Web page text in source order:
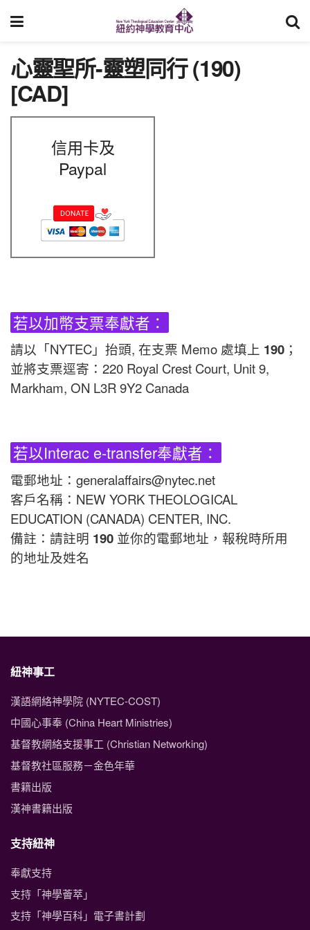
心靈聖所-靈塑同行 (190)
[CAD]
信用卡及
Paypal
若以加幣支票奉獻者：
請以「NYTEC」抬頭, 在支票 Memo 處填上 190 ；
並將支票逕寄：220 Royal Crest Court, Unit 9,
Markham, ON L3R 9Y2 Canada
若以Interac e-transfer奉獻者：
電郵地址：generalaffairs@nytec.net
客戶名稱：NEW YORK THEOLOGICAL
EDUCATION (CANADA) CENTER, INC.
備註：請註明 190 並你的電郵地址，報稅時所用
的地址及姓名
紐神事工
漢語網絡神學院 (NYTEC-COST)
中國心事奉 (China Heart Ministries)
基督教網絡支援事工 (Christian Networking)
基督教社區服務－金色年華
書籍出版
漢神書籍出版
支持紐神
奉獻支持
支持「神學薈萃」
支持「神學百科」電子書計劃